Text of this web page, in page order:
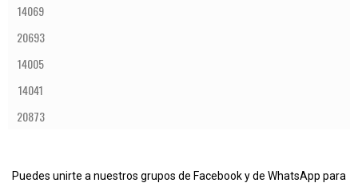
14069
20693
14005
14041
20873
Puedes unirte a nuestros grupos de Facebook y de WhatsApp para